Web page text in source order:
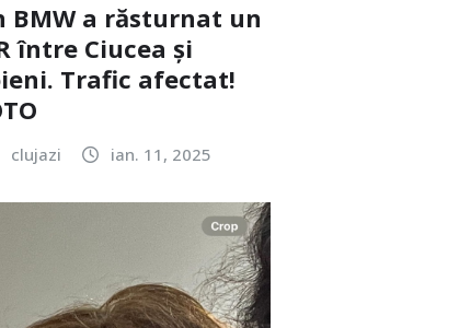
BMW a răsturnat un
între Ciucea și
Trafic afectat!
clujazi ian. 11, 2025